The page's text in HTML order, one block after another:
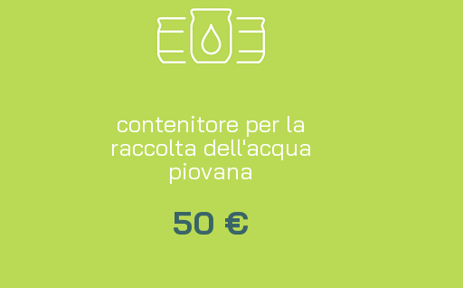
contenitore per la
raccolta dell'acqua
piovana
50 €